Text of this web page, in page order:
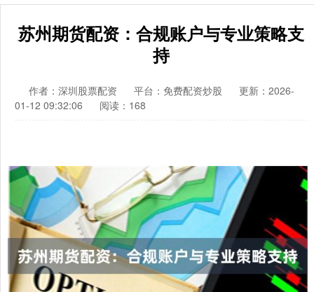
苏州期货配资：合规账户与专业策略支
持
作者：深圳股票配资 平台：免费配资炒股
更新：2026-
01-12 09:32:06
阅读：168